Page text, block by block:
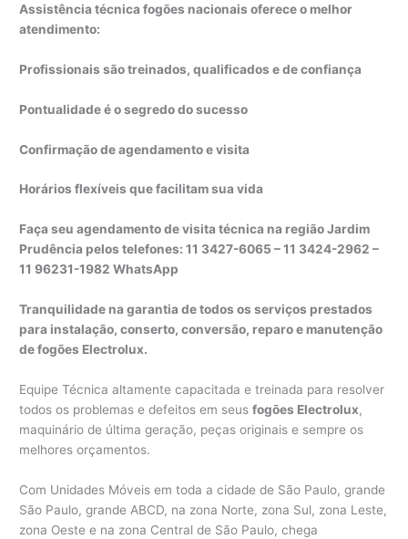
Assistência técnica fogões nacionais oferece o melhor
atendimento:
Profissionais são treinados, qualificados e de confiança
Pontualidade é o segredo do sucesso
Confirmação de agendamento e visita
Horários flexíveis que facilitam sua vida
Faça seu agendamento de visita técnica na região Jardim
Prudência pelos telefones: 11 3427-6065 – 11 3424-2962 –
11 96231-1982 WhatsApp
Tranquilidade na garantia de todos os serviços prestados
para instalação, conserto, conversão, reparo e manutenção
de fogões Electrolux.
Equipe Técnica altamente capacitada e treinada para resolver
todos os problemas e defeitos em seusfogões Electrolux,
maquinário de última geração, peças originais e sempre os
melhores orçamentos.
Com Unidades Móveis em toda a cidade de São Paulo, grande
São Paulo, grande ABCD, na zona Norte, zona Sul, zona Leste,
zona Oeste e na zona Central de São Paulo, chega